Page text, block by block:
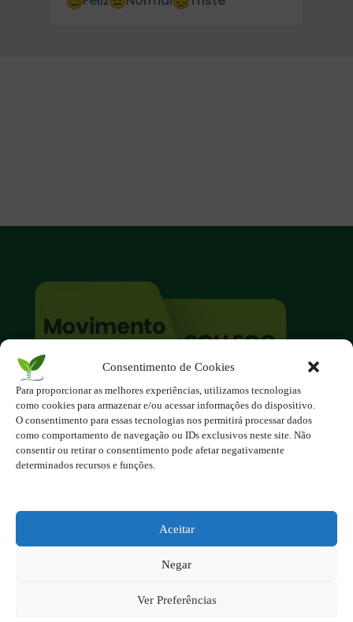
Consentimento de Cookies
Para proporcionar as melhores experiências, utilizamos tecnologias
como cookies para armazenar e/ou acessar informações do dispositivo.
O consentimento para essas tecnologias nos permitirá processar dados
como comportamento de navegação ou IDs exclusivos neste site. Não
consentir ou retirar o consentimento pode afetar negativamente
determinados recursos e funções.
Aceitar
Negar
Ver Preferências
O site é um movimento ambientalista!
Participe você também!
Podemos fazer muito
se nos unirmos!
Contato - contato@123ecos.com.br
Política de Privacidade
Layout da home e rodapé criado por